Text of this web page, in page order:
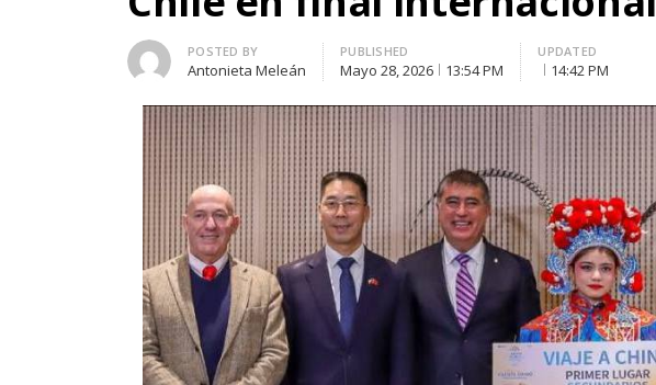
Author
POSTED BY
Antonieta Meleán
PUBLISHED
Mayo 28, 2026 13:54 PM
UPDATED
14:42 PM